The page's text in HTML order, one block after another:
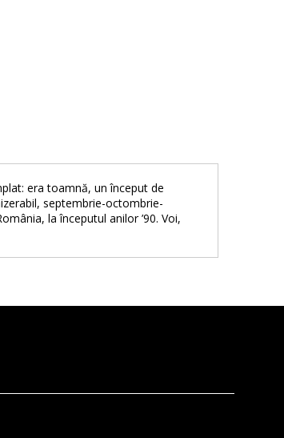
era toamnă, un început de
septembrie-octombrie-
la începutul anilor ’90. Voi,